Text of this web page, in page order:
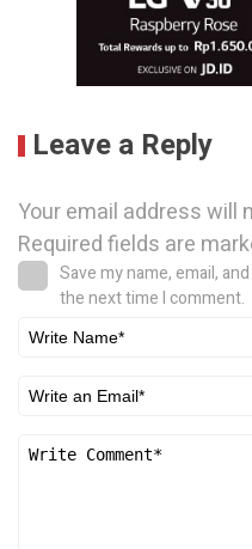
Leave a Reply
Your email address will
Required fields are
Save my name, email,
the next time I comment.